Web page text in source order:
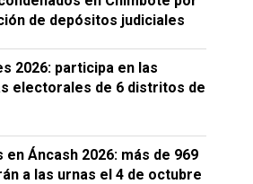
de depósitos judiciales
2026: participa en las
electorales de 6 distritos de
en Áncash 2026: más de 969
a las urnas el 4 de octubre